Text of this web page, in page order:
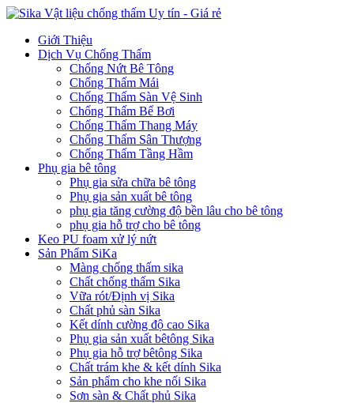
Giới Thiệu
Dịch Vụ Chống Thấm
Chống Nứt Bê Tông
Chống Thấm Mái
Chống Thấm Sàn Vệ Sinh
Chống Thấm Bể Bơi
Chống Thấm Thang Máy
Chống Thấm Sân Thượng
Chống Thấm Tầng Hầm
Phụ gia bê tông
Phụ gia sửa chữa bê tông
Phụ gia sản xuất bê tông
phụ gia tăng cường độ bền lâu cho bê tông
phụ gia hỗ trợ cho bê tông
Keo PU foam xử lý nứt
Sản Phẩm SiKa
Màng chống thấm sika
Chất chống thấm Sika
Vữa rót/Định vị Sika
Chất phủ sàn Sika
Kết dính cường độ cao Sika
Phụ gia sản xuất bêtông Sika
Phụ gia hỗ trợ bêtông Sika
Chất trám khe & kết dính Sika
Sản phẩm cho khe nối Sika
Sơn sàn & Chất phủ Sika